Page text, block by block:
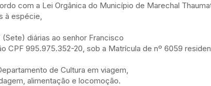
com a Lei Orgânica do Município de Marechal
à espécie,
diárias ao senhor Francisco
CPF 995.975.352-20, sob a Matrícula de nº 6059
de Cultura em viagem,
alimentação e locomoção.